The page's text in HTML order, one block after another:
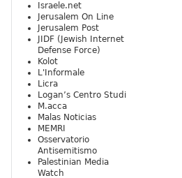
Israele.net
Jerusalem On Line
Jerusalem Post
JIDF (Jewish Internet
Defense Force)
Kolot
L'Informale
Licra
Logan’s Centro Studi
M.acca
Malas Noticias
MEMRI
Osservatorio
Antisemitismo
Palestinian Media
Watch